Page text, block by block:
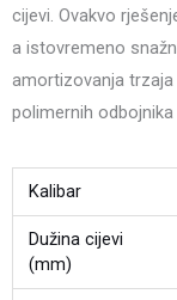
cijevi. Ovakvo
a istovremeno
amortizovanja
polimernih
Kalibar
Dužina cijevi
(mm)